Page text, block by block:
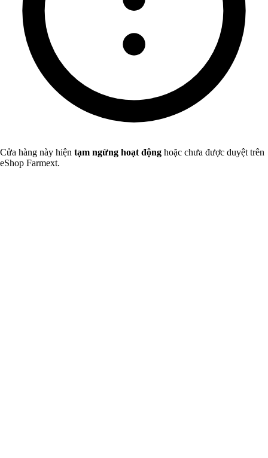
Cửa hàng này hiện tạm ngừng hoạt động hoặc chưa được duyệt trên
eShop Farmext.